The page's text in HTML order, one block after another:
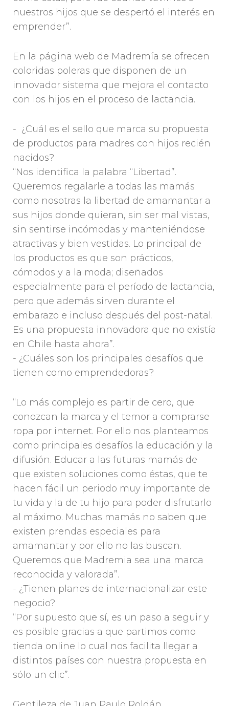
nuestros hijos que se despertó el interés en
emprender”.
En la página web de Madremía se ofrecen
coloridas poleras que disponen de un
innovador sistema que mejora el contacto
con los hijos en el proceso de lactancia.
- ¿Cuál es el sello que marca su propuesta
de productos para madres con hijos recién
nacidos?
“Nos identifica la palabra “Libertad”.
Queremos regalarle a todas las mamás
como nosotras la libertad de amamantar a
sus hijos donde quieran, sin ser mal vistas,
sin sentirse incómodas y manteniéndose
atractivas y bien vestidas. Lo principal de
los productos es que son prácticos,
cómodos y a la moda; diseñados
especialmente para el período de lactancia,
pero que además sirven durante el
embarazo e incluso después del post-natal.
Es una propuesta innovadora que no existía
en Chile hasta ahora”.
- ¿Cuáles son los principales desafíos que
tienen como emprendedoras?
“Lo más complejo es partir de cero, que
conozcan la marca y el temor a comprarse
ropa por internet. Por ello nos planteamos
como principales desafíos la educación y la
difusión. Educar a las futuras mamás de
que existen soluciones como éstas, que te
hacen fácil un periodo muy importante de
tu vida y la de tu hijo para poder disfrutarlo
al máximo. Muchas mamás no saben que
existen prendas especiales para
amamantar y por ello no las buscan.
Queremos que Madremia sea una marca
reconocida y valorada”.
- ¿Tienen planes de internacionalizar este
negocio?
“Por supuesto que sí, es un paso a seguir y
es posible gracias a que partimos como
tienda online lo cual nos facilita llegar a
distintos países con nuestra propuesta en
sólo un clic”.